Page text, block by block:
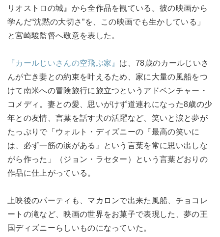
リオストロの城』から全作品を観ている。彼の映画から
学んだ“沈黙の大切さ”を、この映画でも生かしている」
と宮崎駿監督へ敬意を表した。
『カールじいさんの空飛ぶ家』 は、78歳のカールじいさ
んが亡き妻との約束を叶えるため、家に大量の風船をつ
けて南米への冒険旅行に旅立つというアドベンチャー・
コメディ。妻との愛、思いがけず道連れになった8歳の少
年との友情、言葉を話す犬の活躍など、笑いと涙と夢が
たっぷりで「ウォルト・ディズニーの『最高の笑いに
は、必ず一筋の涙がある』という言葉を常に思い出しな
がら作った」（ジョン・ラセター）という言葉どおりの
作品に仕上がっている。
上映後のパーティも、マカロンで出来た風船、チョコレ
ートの滝など、映画の世界をお菓子で表現した、夢の王
国ディズニーらしいものになっていた。